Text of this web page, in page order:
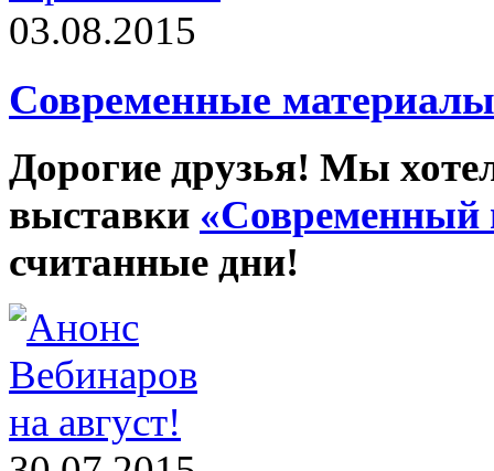
03.08.2015
Современные
Дорогие друзья! Мы
выставки «Современный
считанные дни!